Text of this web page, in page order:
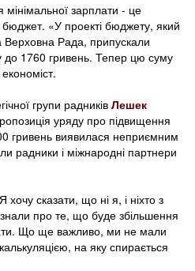
мінімальної зарплати - це
«У проекті бюджету, який
Верховна Рада, припускали
до 1760 гривень. Тепер цю суму
групи радників Лешек
уряду про підвищення
гривень виявилася неприємним
радники і міжнародні партнери
сказати, що ні я, і ніхто з
про те, що буде збільшення
Що ще важливо, ми не мали
на яку спирається